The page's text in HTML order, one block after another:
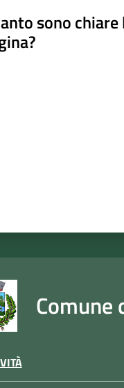
sono
Comune